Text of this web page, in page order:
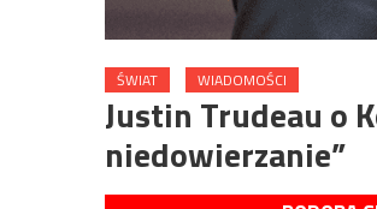
ŚWIAT WIADOMOŚCI
Justin Trudeau o
niedowierzanie”